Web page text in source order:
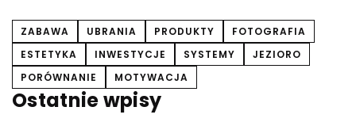
ZABAWA UBRANIA PRODUKTY
FOTOGRAFIA
ESTETYKA
INWESTYCJE SYSTEMY
JEZIORO
PORÓWNANIE
MOTYWACJA
Ostatnie wpisy